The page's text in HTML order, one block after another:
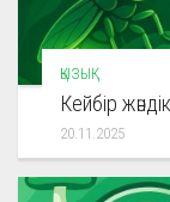
ҚЫЗЫҚ
Кейбір
20.11.2025